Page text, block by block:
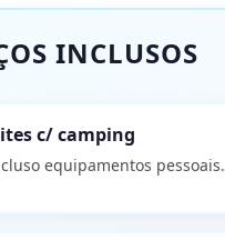
INCLUSOS
c/ camping
equipamentos pessoais.